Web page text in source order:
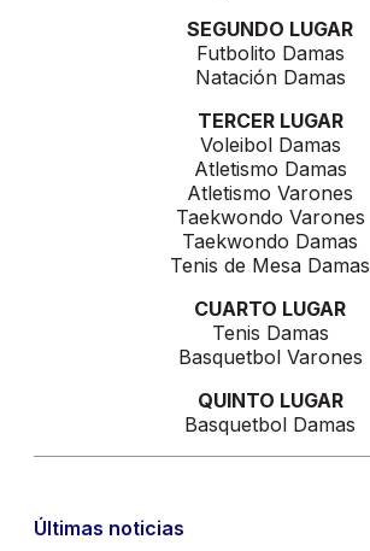
SEGUNDO LUGAR
Futbolito Damas
Natación Damas
TERCER LUGAR
Voleibol Damas
Atletismo Damas
Atletismo Varones
Taekwondo Varones
Taekwondo Damas
Tenis de Mesa Damas
CUARTO LUGAR
Tenis Damas
Basquetbol Varones
QUINTO LUGAR
Basquetbol Damas
Últimas noticias